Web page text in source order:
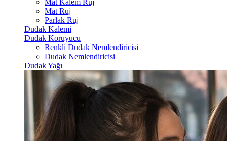
Mat Kalem Ruj
Mat Ruj
Parlak Ruj
Dudak Kalemi
Dudak Koruyucu
Renkli Dudak Nemlendiricisi
Dudak Nemlendiricisi
Dudak Yağı